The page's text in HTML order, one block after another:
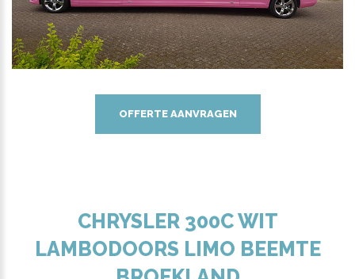
OFFERTE AANVRAGEN
CHRYSLER 300C WIT
LAMBODOORS LIMO BEEMTE